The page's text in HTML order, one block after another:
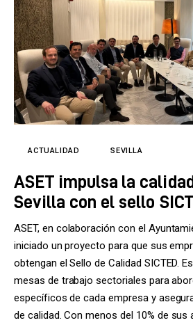
Empresas
Entrevistas
Expertos
Tecnología
Cultura
LifeStyle
ACTUALIDAD SEVILLA
ASET impulsa la
Sevilla con el sello
ASET, en colaboración con el
iniciado un proyecto para que sus
obtengan el Sello de Calidad SICTED.
mesas de trabajo sectoriales para
específicos de cada empresa y
de calidad. Con menos del 10% de sus